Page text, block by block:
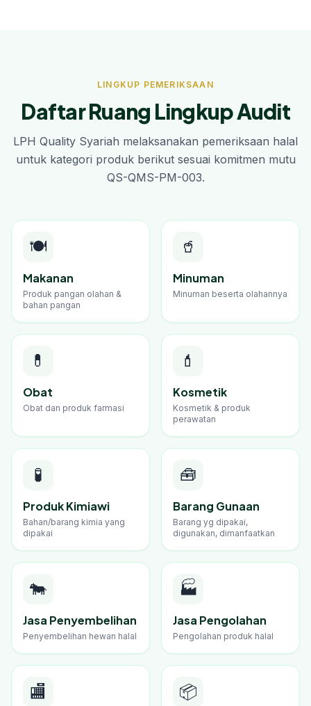
LINGKUP PEMERIKSAAN
Daftar Ruang Lingkup Audit
LPH Quality Syariah melaksanakan pemeriksaan halal
untuk kategori produk berikut sesuai komitmen mutu
QS-QMS-PM-003.
🍽️
Makanan
Produk pangan olahan &
bahan pangan
🥤
Minuman
Minuman beserta olahannya
💊
Obat
Obat dan produk farmasi
💄
Kosmetik
Kosmetik & produk
perawatan
🧪
Produk Kimiawi
Bahan/barang kimia yang
dipakai
🧰
Barang Gunaan
Barang yg dipakai,
digunakan, dimanfaatkan
🐄
Jasa Penyembelihan
Penyembelihan hewan halal
🏭
Jasa Pengolahan
Pengolahan produk halal
🏬 📦